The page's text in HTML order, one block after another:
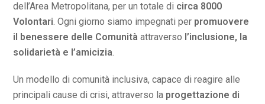
dell’Area Metropolitana, per un totale di circa 8000
Volontari. Ogni giorno siamo impegnati per promuovere
il benessere delle Comunità attraverso l’inclusione, la
solidarietà e l’amicizia.
Un modello di comunità inclusiva, capace di reagire alle
principali cause di crisi, attraverso la progettazione di